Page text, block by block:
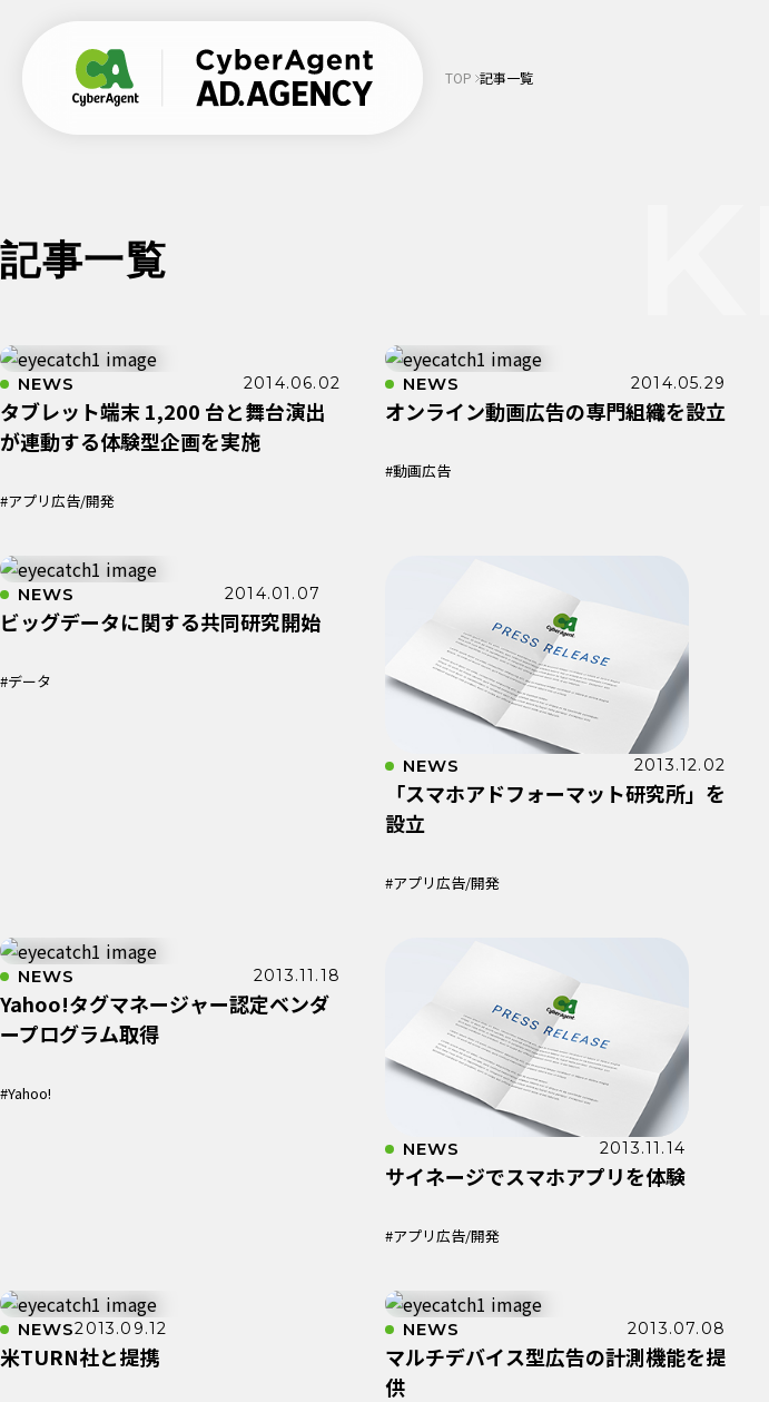
TOP 記事一覧
記事一覧
NEWS 2014.06.02
タブレット端末 1,200 台と舞台演出
が連動する体験型企画を実施
#アプリ広告/開発
NEWS 2014.05.29
オンライン動画広告の専門組織を設立
#動画広告
NEWS 2014.01.07
ビッグデータに関する共同研究開始
#データ
NEWS 2013.12.02
「スマホアドフォーマット研究所」を
設立
#アプリ広告/開発
NEWS 2013.11.18
Yahoo!タグマネージャー認定ベンダ
ープログラム取得
#Yahoo!
NEWS 2013.11.14
サイネージでスマホアプリを体験
#アプリ広告/開発
NEWS2013.09.12
米TURN社と提携
NEWS 2013.07.08
マルチデバイス型広告の計測機能を提
供